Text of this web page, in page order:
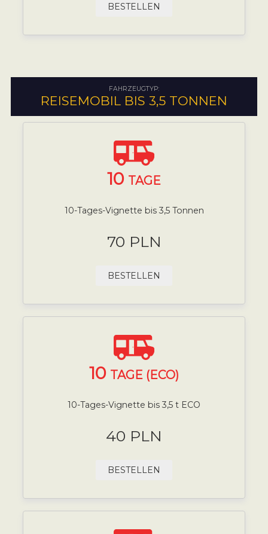
BESTELLEN
FAHRZEUGTYP:
REISEMOBIL BIS 3,5 TONNEN
10 TAGE
10-Tages-Vignette bis 3,5 Tonnen
70 PLN
BESTELLEN
10 TAGE (ECO)
10-Tages-Vignette bis 3,5 t ECO
40 PLN
BESTELLEN